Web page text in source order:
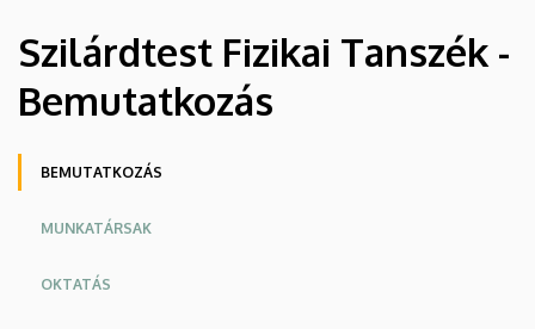
Bemutatkozás
Fizikai
Intézet
Szilárdtest Fizikai Tanszék -
Bemutatkozás
Oldalmenü
BEMUTATKOZÁS
MUNKATÁRSAK
OKTATÁS